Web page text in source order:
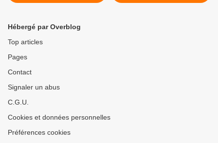
Hébergé par Overblog
Top articles
Pages
Contact
Signaler un abus
C.G.U.
Cookies et données personnelles
Préférences cookies